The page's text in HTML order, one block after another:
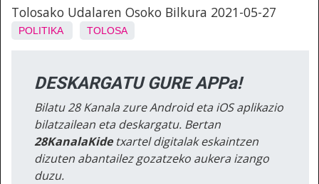
Tolosako Udalaren Osoko Bilkura 2021-05-27
POLITIKA TOLOSA
DESKARGATU GURE APPa!
Bilatu 28 Kanala zure Android eta iOS aplikazio
bilatzailean eta deskargatu. Bertan
28KanalaKidetxartel digitalak eskaintzen
dizuten abantailez gozatzeko aukera izango
duzu.